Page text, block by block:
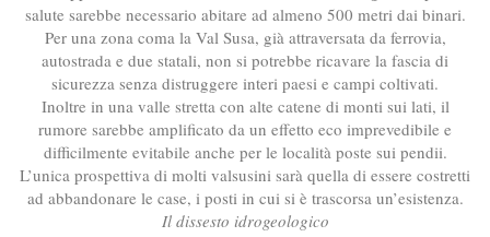
salute sarebbe necessario abitare ad almeno 500 metri dai binari.
Per una zona coma la Val Susa, già attraversata da ferrovia,
autostrada e due statali, non si potrebbe ricavare la fascia di
sicurezza senza distruggere interi paesi e campi coltivati.
Inoltre in una valle stretta con alte catene di monti sui lati, il
rumore sarebbe amplificato da un effetto eco imprevedibile e
difficilmente evitabile anche per le località poste sui pendii.
L’unica prospettiva di molti valsusini sarà quella di essere costretti
ad abbandonare le case, i posti in cui si è trascorsa un’esistenza.
Il dissesto idrogeologico